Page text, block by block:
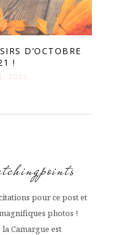
D’OCTOBRE
!
2021
pour ce post et
photos !
la Camargue est